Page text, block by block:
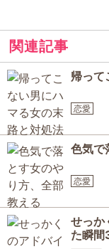
関連記事
帰って
恋愛
色気で
恋愛
せっか
た瞬間